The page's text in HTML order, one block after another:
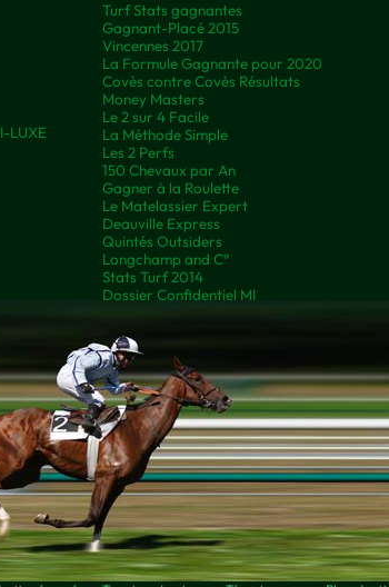
LUXE
Turf Stats gagnantes
Gagnant-Placé 2015
Vincennes 2017
La Formule Gagnante pour 2020
Covès contre Covès Résultats
Money Masters
Le 2 sur 4 Facile
La Méthode Simple
Les 2 Perfs
150 Chevaux par An
Gagner à la Roulette
Le Matelassier Expert
Deauville Express
Quintés Outsiders
Longchamp and C°
Stats Turf 2014
Dossier Confidentiel MI